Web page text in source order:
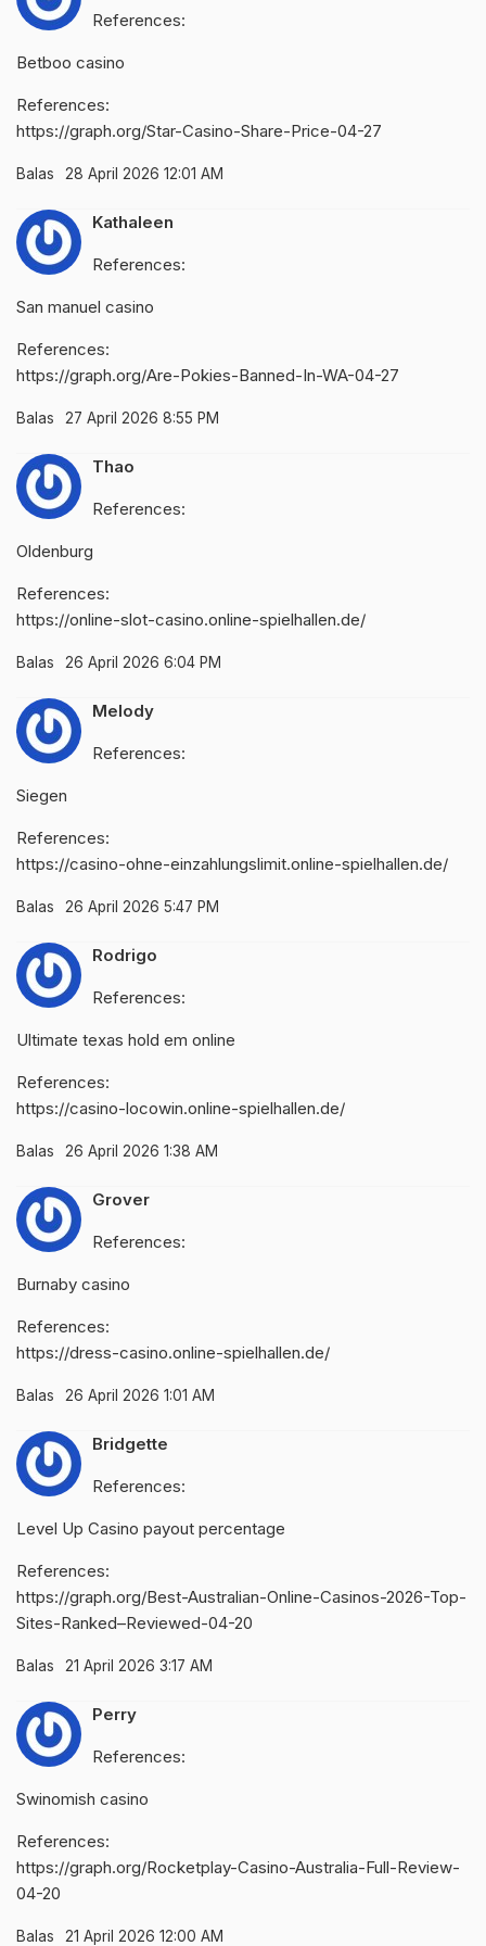
References:
Betboo casino
References:
https://graph.org/Star-Casino-Share-Price-04-27
Balas 28 April 2026 12:01 AM
Kathaleen
References:
San manuel casino
References:
https://graph.org/Are-Pokies-Banned-In-WA-04-27
Balas 27 April 2026 8:55 PM
Thao
References:
Oldenburg
References:
https://online-slot-casino.online-spielhallen.de/
Balas 26 April 2026 6:04 PM
Melody
References:
Siegen
References:
https://casino-ohne-einzahlungslimit.online-spielhallen.de/
Balas 26 April 2026 5:47 PM
Rodrigo
References:
Ultimate texas hold em online
References:
https://casino-locowin.online-spielhallen.de/
Balas 26 April 2026 1:38 AM
Grover
References:
Burnaby casino
References:
https://dress-casino.online-spielhallen.de/
Balas 26 April 2026 1:01 AM
Bridgette
References:
Level Up Casino payout percentage
References:
https://graph.org/Best-Australian-Online-Casinos-2026-Top-
Sites-Ranked–Reviewed-04-20
Balas 21 April 2026 3:17 AM
Perry
References:
Swinomish casino
References:
https://graph.org/Rocketplay-Casino-Australia-Full-Review-
04-20
Balas 21 April 2026 12:00 AM